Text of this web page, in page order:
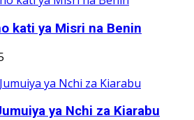
kati ya Misri na Benin
ya Nchi za Kiarabu